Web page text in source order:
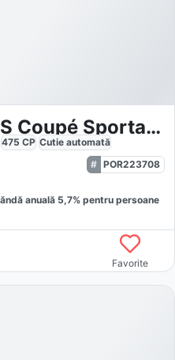
Porsche Cayenne S Coupé Sportabgas Luft Sitzbelüft
475 CP Cutie automată
POR223708
anuală 5,7% pentru persoane
Favorite